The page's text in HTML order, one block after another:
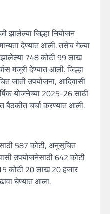
झालेल्या जिल्हा नियोजन
देण्यात आली. तसेच गेल्या
748 कोटी 99 लाख
मंजूरी देण्यात आली. जिल्हा
जाती उपयोजना, आदिवासी
योजनेच्या 2025-26 साठी
बैठकीत चर्चा करण्यात आली.
587 कोटी, अनुसूचित
उपयोजनेसाठी 642 कोटी
कोटी 20 लाख 20 हजार
घेण्यात आला.